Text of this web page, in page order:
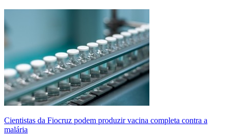
Cientistas da Fiocruz podem produzir vacina completa contra a
malária